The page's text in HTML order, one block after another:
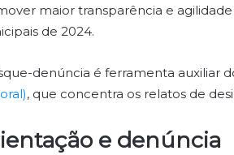
maior transparência e
de 2024.
denúncia é ferramenta auxiliar
, que concentra os relatos de
e denúncia